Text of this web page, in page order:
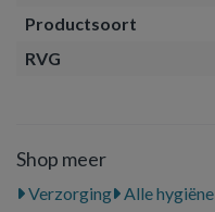
Productsoort
RVG
Shop meer
Verzorging Alle hygiëne